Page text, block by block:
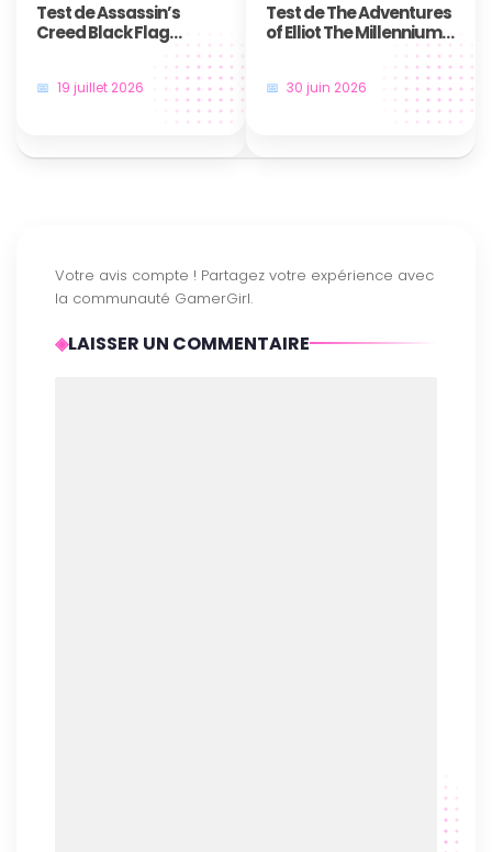
Test de Assassin’s
Creed Black Flag
Resynced : Le plus
grand des jeux de
pirates revient plus
majestueux que jamais
19 juillet 2026
Test de The Adventures
of Elliot The Millennium
Tales – Une aventure
temporelle qui nous fait
voyager
30 juin 2026
LAISSER UN COMMENTAIRE